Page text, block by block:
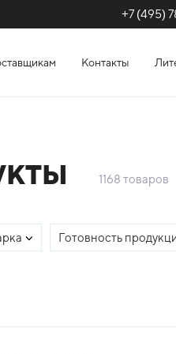
+7 (495)
Контакты
1168 товаров
Готовность